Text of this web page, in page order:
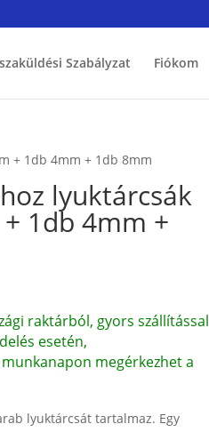
Szabályzat Fiókom
+ 1db 4mm + 1db 8mm
lyuktárcsák
1db 4mm +
raktárból, gyors szállítással
esetén,
megérkezhet a
lyuktárcsát tartalmaz. Egy